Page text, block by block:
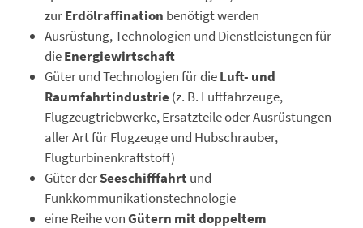
zurErdölraffination benötigt werden
Ausrüstung, Technologien und Dienstleistungen für
dieEnergiewirtschaft
Güter und Technologien für dieLuft- und
Raumfahrtindustrie(z. B. Luftfahrzeuge,
Flugzeugtriebwerke, Ersatzteile oder Ausrüstungen
aller Art für Flugzeuge und Hubschrauber,
Flugturbinenkraftstoff)
Güter derSeeschifffahrt und
Funkkommunikationstechnologie
eine Reihe vonGütern mit doppeltem